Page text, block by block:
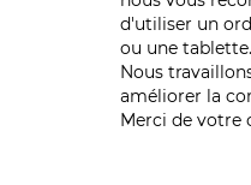
d'utiliser un
ou une tablette.
Nous
améliorer la
Merci de votre